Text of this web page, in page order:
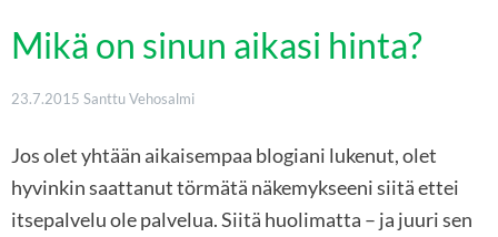
iSearch Superior
iSearch Chief Executive
Hogan arviointimenetelmät
Konsultointi
iSearch
In English
In Brief
Mikä on sinun aikasi hinta?
23.7.2015 Santtu Vehosalmi
Jos olet yhtään aikaisempaa blogiani lukenut, olet
hyvinkin saattanut törmätä näkemykseeni siitä ettei
itsepalvelu ole palvelua. Siitä huolimatta – ja juuri sen